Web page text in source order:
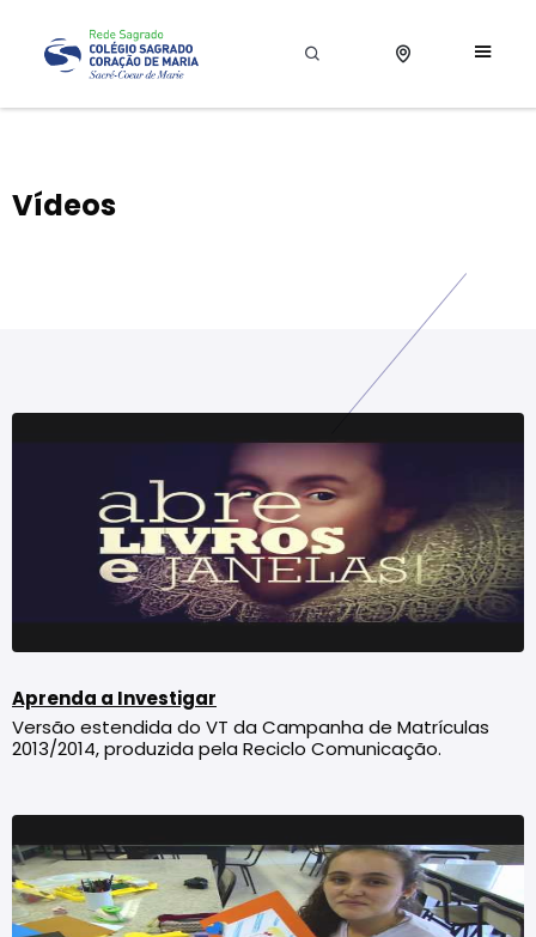
Vídeos
Aprenda a Investigar
Versão estendida do VT da Campanha de Matrículas
2013/2014, produzida pela Reciclo Comunicação.